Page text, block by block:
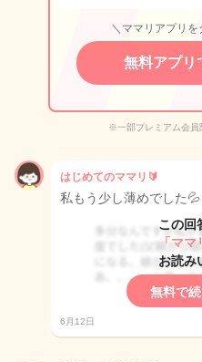
＼ママリアプリを
無料アプリ
※一部プレミアム会員
はじめてのママリ🔰
私もう少し薄めでした
この回
「ママ
お読み
無料で
6月12日